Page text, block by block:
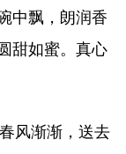
中飘，朗润香
甜如蜜。真心
风渐渐，送去